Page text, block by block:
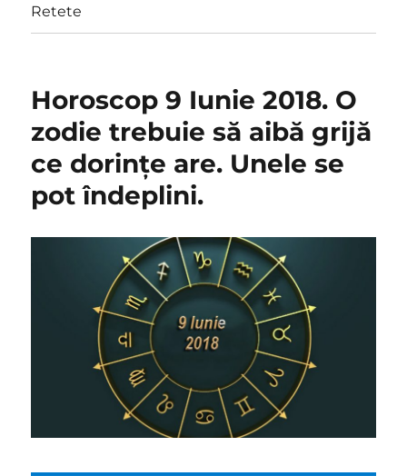
Retete
Horoscop 9 Iunie 2018. O
zodie trebuie să aibă grijă
ce dorințe are. Unele se
pot îndeplini.